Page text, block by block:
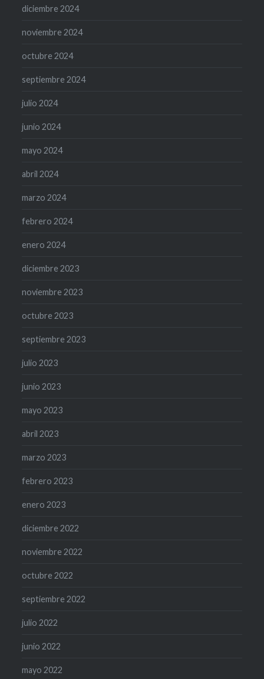
diciembre 2024
noviembre 2024
octubre 2024
septiembre 2024
julio 2024
junio 2024
mayo 2024
abril 2024
marzo 2024
febrero 2024
enero 2024
diciembre 2023
noviembre 2023
octubre 2023
septiembre 2023
julio 2023
junio 2023
mayo 2023
abril 2023
marzo 2023
febrero 2023
enero 2023
diciembre 2022
noviembre 2022
octubre 2022
septiembre 2022
julio 2022
junio 2022
mayo 2022